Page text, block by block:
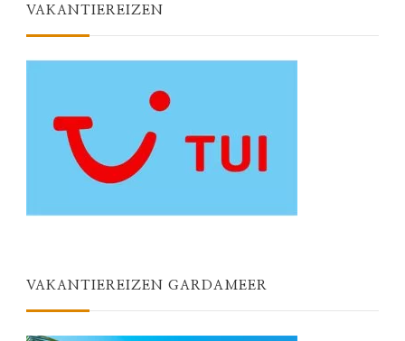
VAKANTIEREIZEN
VAKANTIEREIZEN GARDAMEER